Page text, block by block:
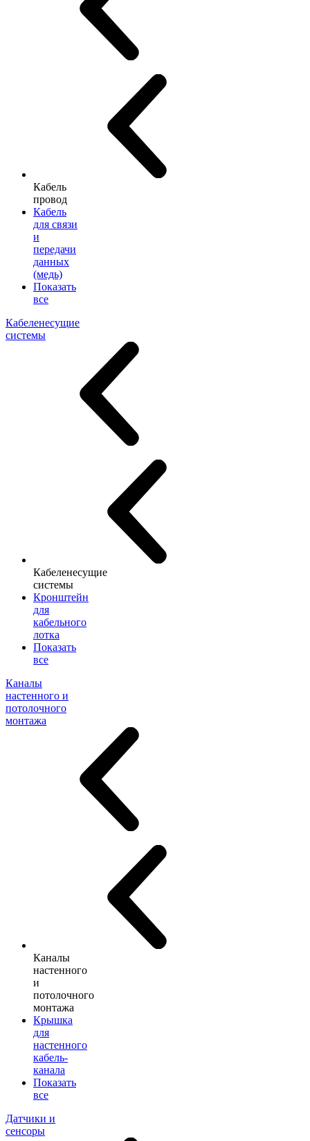
Кабель
провод
Кабель
для связи
и
передачи
данных
(медь)
Показать
все
Кабеленесущие
системы
Кабеленесущие
системы
Кронштейн
для
кабельного
лотка
Показать
все
Каналы
настенного и
потолочного
монтажа
Каналы
настенного
и
потолочного
монтажа
Крышка
для
настенного
кабель-
канала
Показать
все
Датчики и
сенсоры